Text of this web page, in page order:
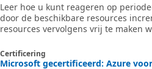
Leer hoe u kunt reageren op
door de beschikbare resources
resources vervolgens vrij te maken
Certificering
Microsoft gecertificeerd: Azure voor